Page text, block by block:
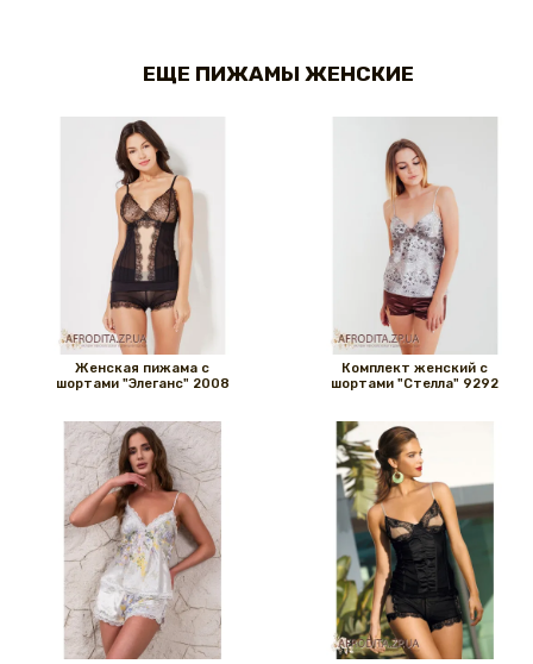
ЕЩЕ ПИЖАМЫ ЖЕНСКИЕ
Женская пижама с
шортами "Элеганс" 2008
Комплект женский с
шортами "Стелла" 9292